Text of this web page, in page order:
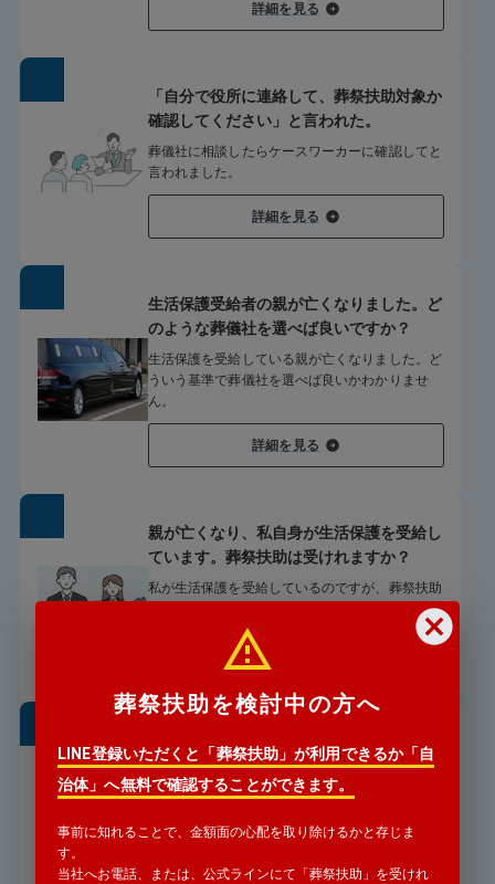
詳細を見る
「自分で役所に連絡して、葬祭扶助対象か
確認してください」と言われた。
葬儀社に相談したらケースワーカーに確認してと
言われました。
詳細を見る
生活保護受給者の親が亡くなりました。ど
のような葬儀社を選べば良いですか？
生活保護を受給している親が亡くなりました。ど
ういう基準で葬儀社を選べば良いかわかりませ
ん。
詳細を見る
親が亡くなり、私自身が生活保護を受給し
ています。葬祭扶助は受けれますか？
私が生活保護を受給しているのですが、葬祭扶助
詳細を見る
ました。どうすればいいですか？
長年連絡をとっていない親が亡くなったと警察署
葬祭扶助を検討中の方へ
LINE登録いただくと「葬祭扶助」が利用できるか「自
治体」へ無料で確認することができます。
事前に知れることで、金額面の心配を取り除けるかと存じま
す。
当社へお電話、または、公式ラインにて「葬祭扶助」を受けれ